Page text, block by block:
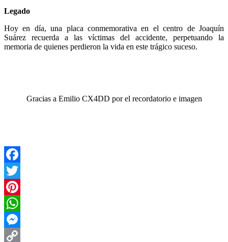
Legado
Hoy en día, una placa conmemorativa en el centro de Joaquín
Suárez recuerda a las víctimas del accidente, perpetuando la
memoria de quienes perdieron la vida en este trágico suceso.
Gracias a Emilio CX4DD por el recordatorio e imagen
Facebook
Twitter
Pinterest
WhatsApp
Messenger